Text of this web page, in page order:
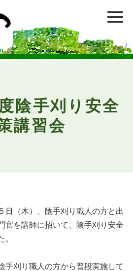
陰手刈り安全
講習会
（木）、陰手刈り職人の方と出
官を講師に招いて、陰手刈り安全
。
刈り職人の方から普段実施して